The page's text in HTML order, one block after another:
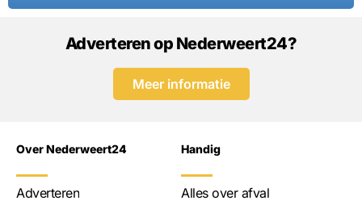
Adverteren op Nederweert24?
Meer informatie
Over Nederweert24
Adverteren
Handig
Alles over afval